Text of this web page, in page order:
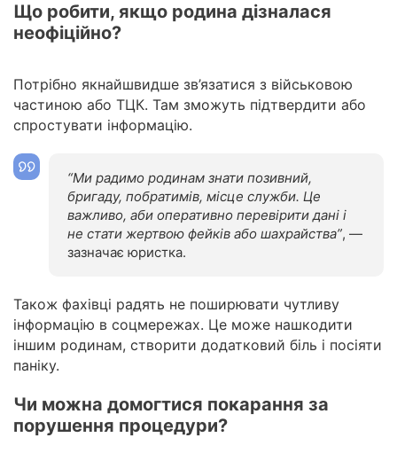
Що робити, якщо родина дізналася
неофіційно?
Потрібно якнайшвидше зв’язатися з військовою
частиною або ТЦК. Там зможуть підтвердити або
спростувати інформацію.
“Ми радимо родинам знати позивний,
бригаду, побратимів, місце служби. Це
важливо, аби оперативно перевірити дані і
не стати жертвою фейків або шахрайства”, —
зазначає юристка.
Також фахівці радять не поширювати чутливу
інформацію в соцмережах. Це може нашкодити
іншим родинам, створити додатковий біль і посіяти
паніку.
Чи можна домогтися покарання за
порушення процедури?